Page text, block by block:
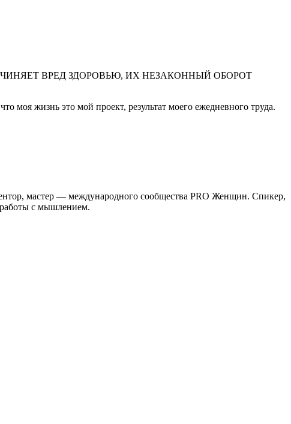
ВРЕД ЗДОРОВЬЮ, ИХ НЕЗАКОННЫЙ ОБОРОТ
моя жизнь это мой проект, результат моего ежедневного труда.
мастер — международного сообщества PRO Женщин. Спикер,
работы с мышлением.